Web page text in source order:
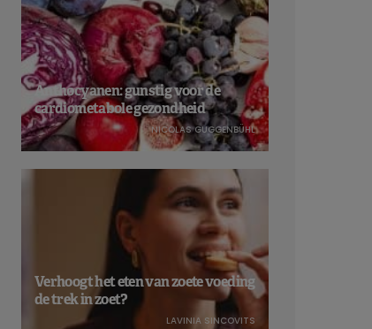
Anthocyanen: gunstig voor de
cardiometabole gezondheid
NICOLAS GUGGENBÜHL
Verhoogt het eten van zoete voeding
de trek in zoet?
LAVINIA SINCOVITS